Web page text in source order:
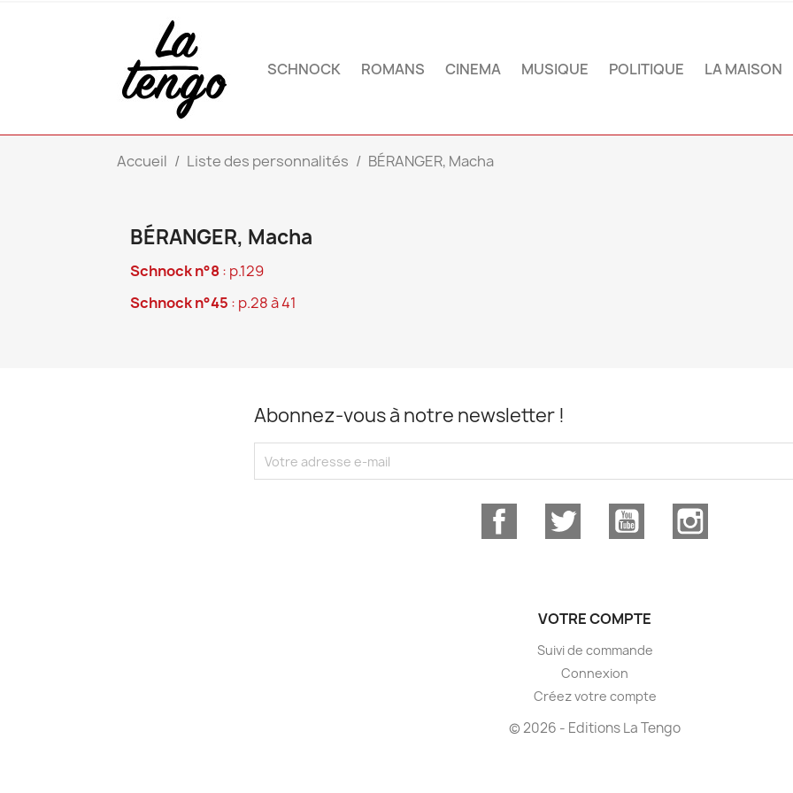
SCHNOCK ROMANS CINEMA MUSIQUE POLITIQUE LA MAISON
Accueil Liste des personnalités BÉRANGER, Macha
BÉRANGER, Macha
Schnock n°8: p.129
Schnock n°45 : p.28 à 41
Abonnez-vous à notre newsletter !
Facebook Twitter YouTube
VOTRE COMPTE
Suivi de commande
Connexion
Créez votre compte
© 2026 - Editions La Tengo